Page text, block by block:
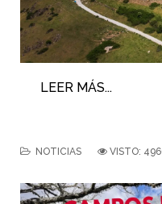
LEER MÁS...
NOTICIAS VISTO: